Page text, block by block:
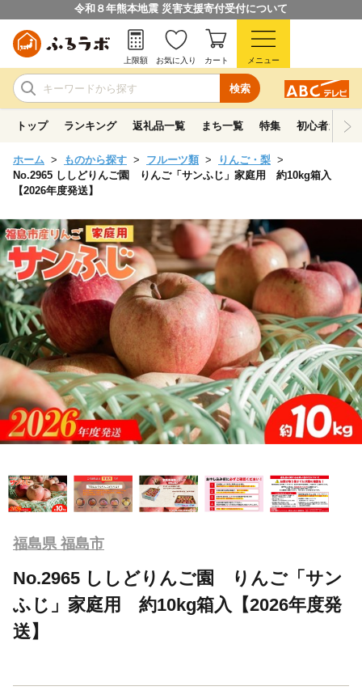
令和８年熊本地震 災害支援寄付受付について
検索
上限額 お気に入り カート メニュー
トップ ランキング 返礼品一覧 まち一覧 特集 初心者ガイド
ホーム ものから探す フルーツ類
りんご・梨
No.2965 ししどりんご園 りんご「サンふじ」家庭用 約10kg箱入
【2026年度発送】
福島県 福島市
No.2965 ししどりんご園 りんご「サン
ふじ」家庭用 約10kg箱入【2026年度発
送】